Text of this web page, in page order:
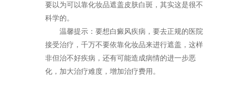
要以为可以靠化妆品遮盖皮肤白斑，其实这是很不
科学的。
温馨提示：要想白癜风疾病，要去正规的医院
接受治疗，千万不要依靠化妆品来进行遮盖，这样
非但治不好疾病，还有可能造成病情的进一步恶
化，加大治疗难度，增加治疗费用。